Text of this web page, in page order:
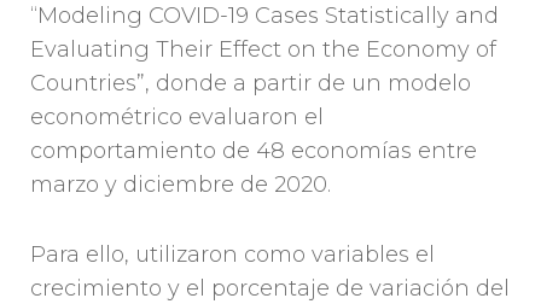
“Modeling COVID-19 Cases Statistically and
Evaluating Their Effect on the Economy of
Countries”, donde a partir de un modelo
econométrico evaluaron el
comportamiento de 48 economías entre
marzo y diciembre de 2020.
Para ello, utilizaron como variables el
crecimiento y el porcentaje de variación del